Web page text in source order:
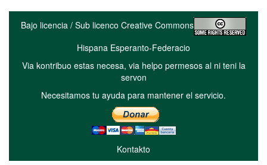
Bajo licencia / Sub licenco Creative Commons
Hispana Esperanto-Federacio
Via kontribuo estas necesa, via helpo permesos al ni teni la
servon
Necesitamos tu ayuda para mantener el servicio.
Kontakto